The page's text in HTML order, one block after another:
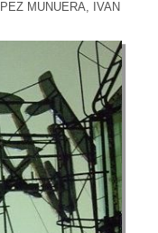
MUNUERA, IVAN